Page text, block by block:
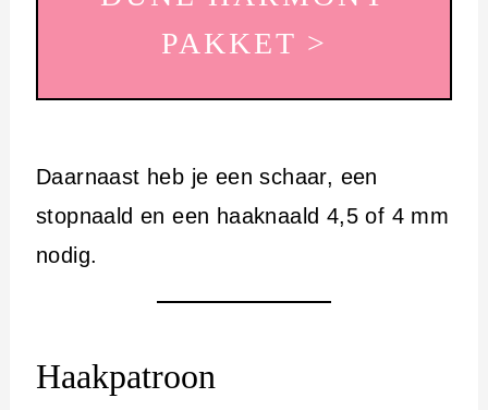
PAKKET >
Daarnaast heb je een schaar, een
stopnaald en een haaknaald 4,5 of 4 mm
nodig.
Haakpatroon